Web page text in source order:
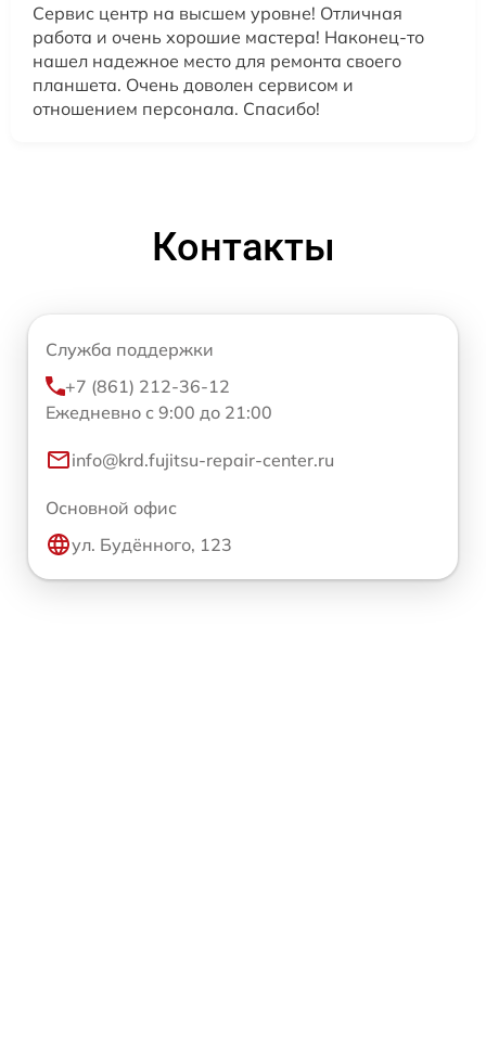
Сервис центр на высшем уровне! Отличная
работа и очень хорошие мастера! Наконец-то
нашел надежное место для ремонта своего
планшета. Очень доволен сервисом и
отношением персонала. Спасибо!
Контакты
Служба поддержки
+7 (861) 212-36-12
Ежедневно с 9:00 до 21:00
info@krd.fujitsu-repair-center.ru
Основной офис
ул. Будённого, 123